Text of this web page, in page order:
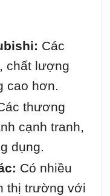
Các
chất lượng
cao hơn.
thương
cạnh tranh,
dụng.
Có nhiều
thị trường với